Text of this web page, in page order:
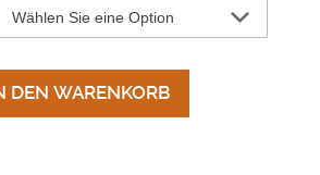
DEN WARENKORB